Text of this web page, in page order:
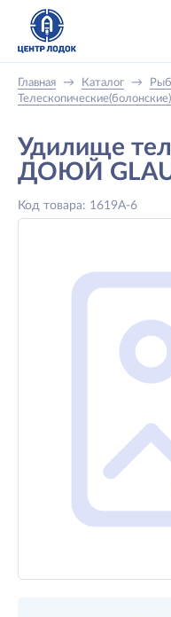
Главная → Каталог →
Удилище
ДОЮЙ
Код товара: 1619A-6